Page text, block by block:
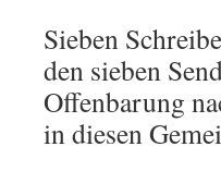
Sieben
den sieben
Offenbarung
in diesen